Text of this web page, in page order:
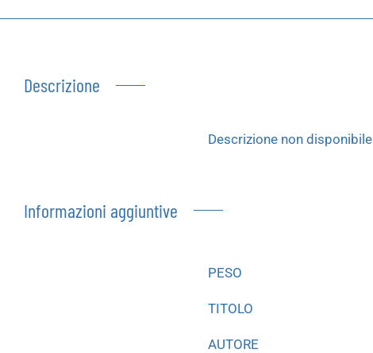
Descrizione
Descrizione non disponibile
Informazioni aggiuntive
PESO
TITOLO
AUTORE